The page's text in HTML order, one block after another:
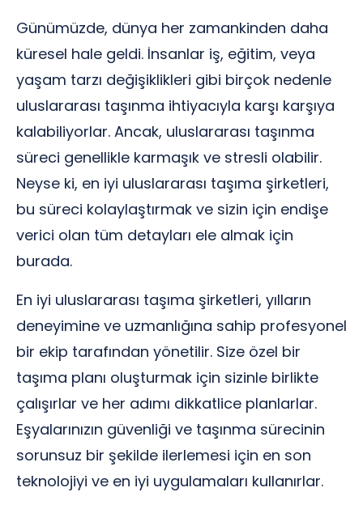
Günümüzde, dünya her zamankinden daha
küresel hale geldi. İnsanlar iş, eğitim, veya
yaşam tarzı değişiklikleri gibi birçok nedenle
uluslararası taşınma ihtiyacıyla karşı karşıya
kalabiliyorlar. Ancak, uluslararası taşınma
süreci genellikle karmaşık ve stresli olabilir.
Neyse ki, en iyi uluslararası taşıma şirketleri,
bu süreci kolaylaştırmak ve sizin için endişe
verici olan tüm detayları ele almak için
burada.
En iyi uluslararası taşıma şirketleri, yılların
deneyimine ve uzmanlığına sahip profesyonel
bir ekip tarafından yönetilir. Size özel bir
taşıma planı oluşturmak için sizinle birlikte
çalışırlar ve her adımı dikkatlice planlarlar.
Eşyalarınızın güvenliği ve taşınma sürecinin
sorunsuz bir şekilde ilerlemesi için en son
teknolojiyi ve en iyi uygulamaları kullanırlar.